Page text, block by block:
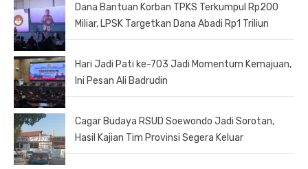
Dana Bantuan Korban TPKS Terkumpul Rp200
Miliar, LPSK Targetkan Dana Abadi Rp1 Triliun
Hari Jadi Pati ke-703 Jadi Momentum Kemajuan,
Ini Pesan Ali Badrudin
Cagar Budaya RSUD Soewondo Jadi Sorotan,
Hasil Kajian Tim Provinsi Segera Keluar